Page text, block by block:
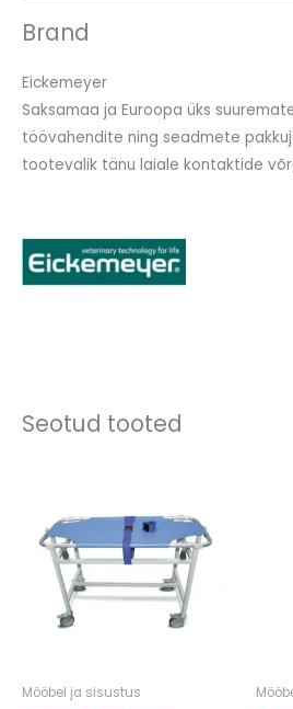
Brand
Eickemeyer
Saksamaa ja Euroopa üks
töövahendite ning seadmete
tootevalik tänu laiale kontaktide
Seotud tooted
Mööbel ja sisustus